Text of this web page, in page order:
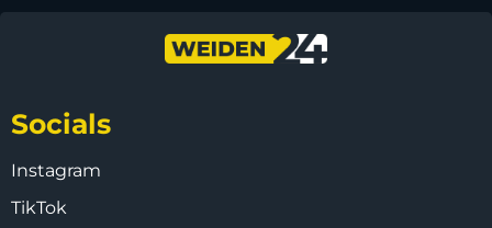
Socials
Instagram
TikTok